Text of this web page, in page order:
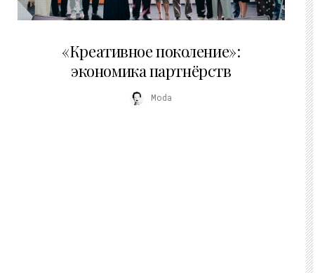
«Креативное поколение»:
экономика партнёрств
Moda